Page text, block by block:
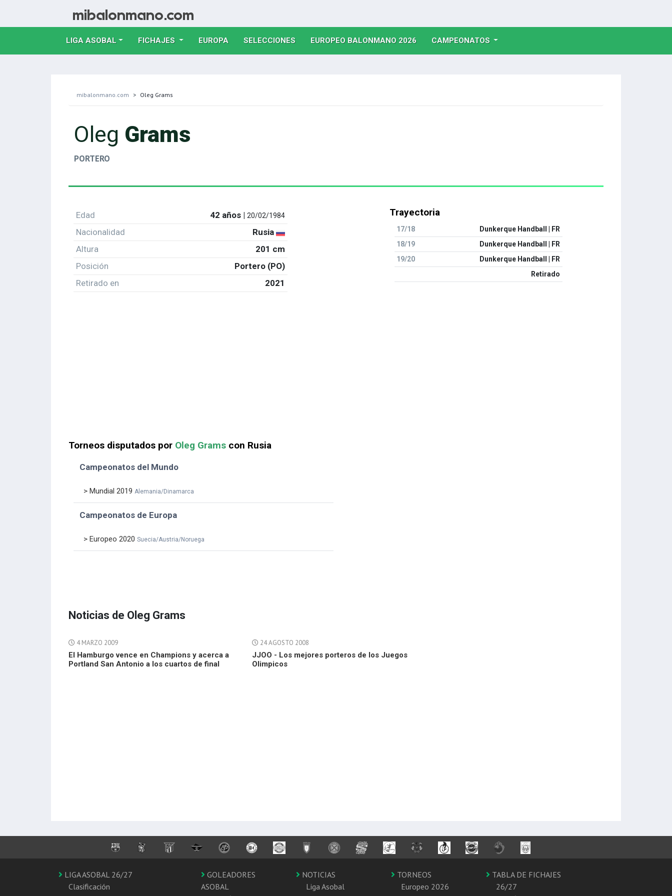
LIGA ASOBAL FICHAJES EUROPA(CURRENT)
SELECCIONES(CURRENT)
EUROPEO BALONMANO 2026(CURRENT)
CAMPEONATOS
mibalonmano.com Oleg Grams
Oleg Grams
PORTERO
Edad 42 años |20/02/1984
Nacionalidad
Rusia
Altura
201 cm
Posición
Portero (PO)
Retirado en
2021
Trayectoria
17/18
Dunkerque Handball | FR
18/19
Dunkerque Handball | FR
19/20
Dunkerque Handball | FR
Retirado
Torneos disputados por Oleg Grams con Rusia
Campeonatos del Mundo
> Mundial 2019 Alemania/Dinamarca
Campeonatos de Europa
> Europeo 2020 Suecia/Austria/Noruega
Noticias de Oleg Grams
4 MARZO 2009
El Hamburgo vence en Champions y acerca a
Portland San Antonio a los cuartos de final
24 AGOSTO 2008
JJOO - Los mejores porteros de los Juegos
Olimpicos
LIGA ASOBAL 26/27
Clasificación
GOLEADORES
ASOBAL
NOTICIAS
Liga Asobal
TORNEOS
Europeo 2026
TABLA DE FICHAJES
26/27